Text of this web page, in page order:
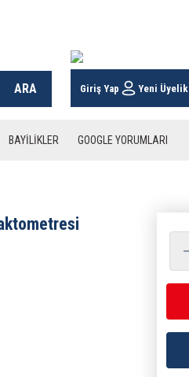
ARA Giriş Yap Yeni Üyelik
BAYİLİKLER GOOGLE YORUMLARI